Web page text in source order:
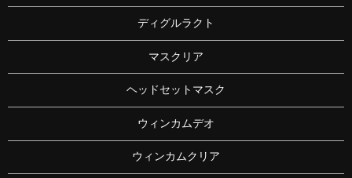
ディグルラクト
マスクリア
ヘッドセットマスク
ウィンカムデオ
ウィンカムクリア